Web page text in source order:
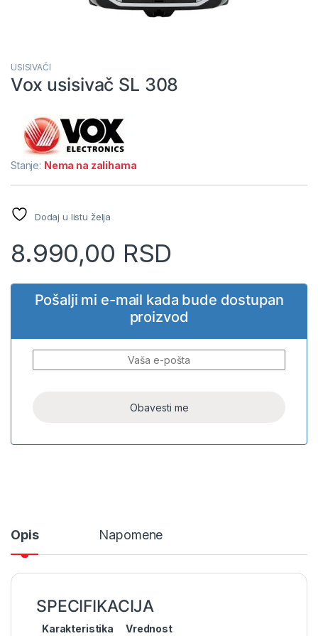
USISIVAČI
Vox usisivač SL 308
Stanje: Nema na zalihama
Dodaj u listu želja
8.990,00 RSD
Pošalji mi e-mail kada bude dostupan
proizvod
Opis Napomene
SPECIFIKACIJA
Karakteristika Vrednost